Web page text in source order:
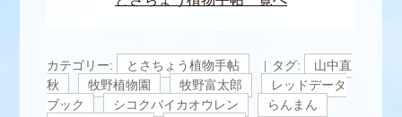
カテゴリー: とさちょう植物手帖 タグ:
山中直
秋
牧野植物園 牧野富太郎
レッドデータ
ブック
シコクバイカオウレン
らんまん